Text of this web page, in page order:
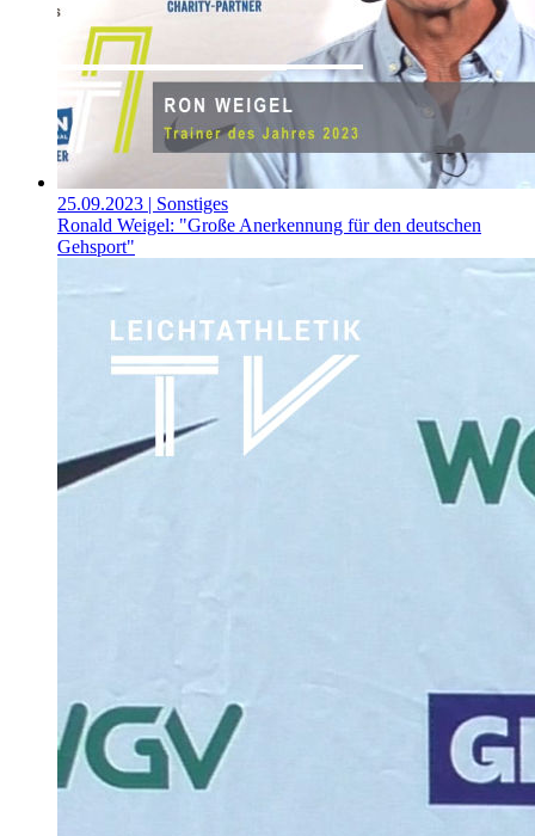
25.09.2023 | Sonstiges
Ronald Weigel: "Große Anerkennung für den deutschen
Gehsport"